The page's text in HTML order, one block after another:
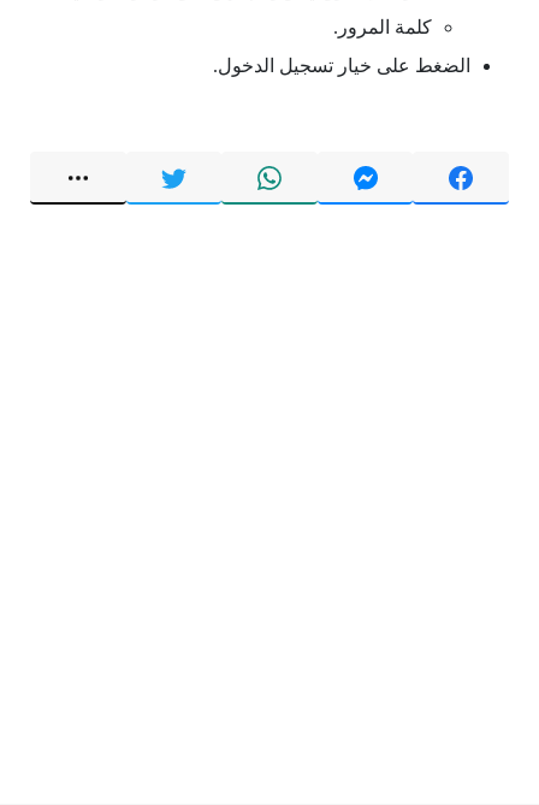
كلمة المرور.
الضغط على خيار تسجيل الدخول.